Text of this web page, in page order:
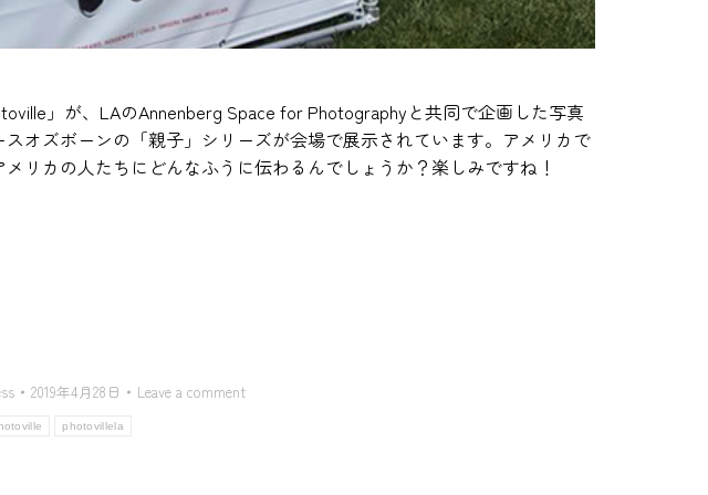
」が、LAのAnnenberg Space for Photographyと共同で企画した写真
オズボーンの「親子」 シリーズが会場で展示されています。 アメリカで
メリカの人たちにどんなふうに伝わるんでしょうか？楽しみですね！
2019年4月28日
Leave a comment
photovillela